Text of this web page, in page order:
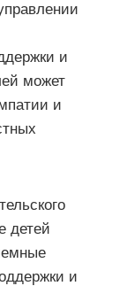
и
может
и
детей
и